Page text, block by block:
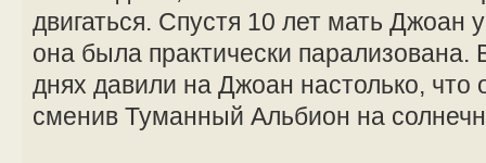
двигаться. Спустя 10 лет мать
она была практически
днях давили на Джоан настолько, что
сменив Туманный Альбион на